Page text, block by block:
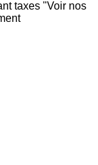
taxes "Voir nos